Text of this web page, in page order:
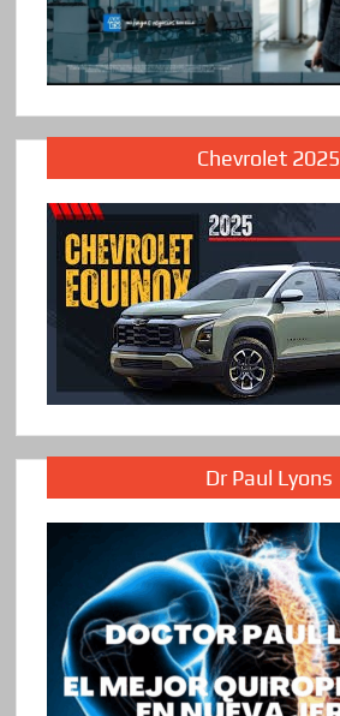
Chevrolet 2025
Dr Paul Lyons